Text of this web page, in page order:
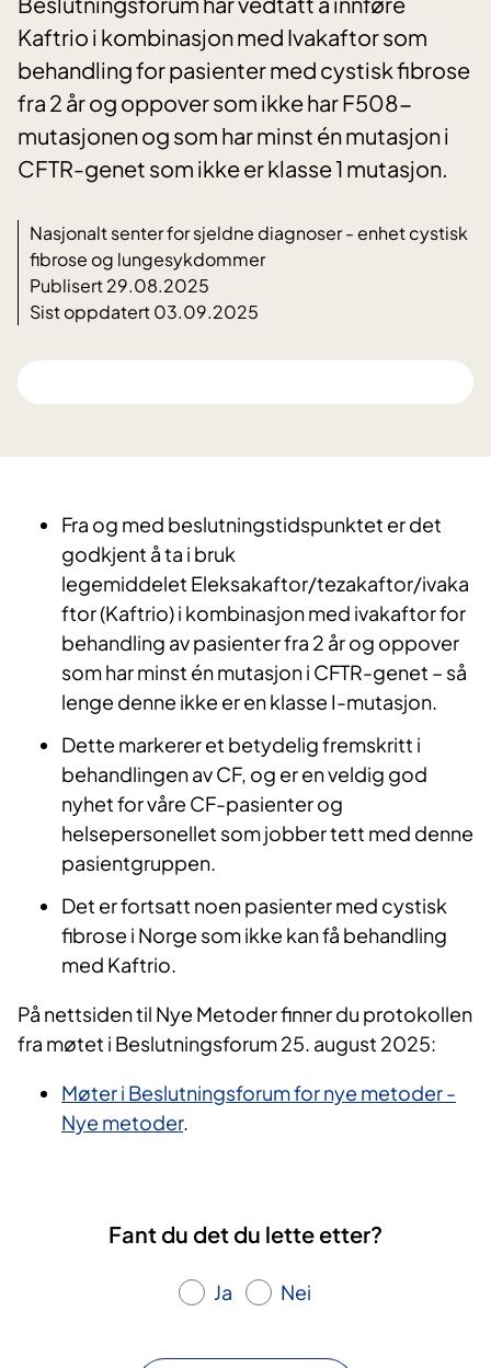
Kaftrio i kombinasjon med Ivakaftor som
behandling for pasienter med cystisk fibrose
fra 2 år og oppover som ikke har F508-
mutasjonen og som har minst én mutasjon i
CFTR-genet som ikke er klasse 1 mutasjon.
Nasjonalt senter for sjeldne diagnoser - enhet cystisk
fibrose og lungesykdommer
Publisert 29.08.2025
Sist oppdatert 03.09.2025
Fra og med beslutningstidspunktet er det
godkjent å ta i bruk
legemiddelet Eleksakaftor/tezakaftor/ivaka
ftor (Kaftrio)i kombinasjon med ivakaftorfor
behandling av pasienter fra 2 år og oppover
som har minst én mutasjon i CFTR-genet – så
lenge denne ikke er en klasse I-mutasjon.
Dette markerer et betydelig fremskritt i
behandlingen av CF, og er en veldig god
nyhet for våre CF-pasienter og
helsepersonellet som jobber tett med denne
pasientgruppen.
Det er fortsatt noen pasienter med cystisk
fibrose i Norge som ikke kan få behandling
med Kaftrio.
På nettsiden til Nye Metoder finner du protokollen
fra møtet i Beslutningsforum 25. august 2025:
Møter i Beslutningsforum for nye metoder -
Nye metoder.
Fant du det du lette etter?
Ja Nei